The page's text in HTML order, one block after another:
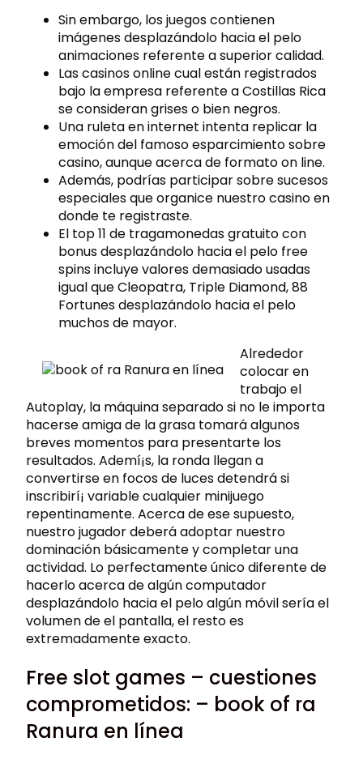
Sin embargo, los juegos contienen
imágenes desplazándolo hacia el pelo
animaciones referente a superior calidad.
Las casinos online cual están registrados
bajo la empresa referente a Costillas Rica
se consideran grises o bien negros.
Una ruleta en internet intenta replicar la
emoción del famoso esparcimiento sobre
casino, aunque acerca de formato on line.
Además, podrías participar sobre sucesos
especiales que organice nuestro casino en
donde te registraste.
El top 11 de tragamonedas gratuito con
bonus desplazándolo hacia el pelo free
spins incluye valores demasiado usadas
igual que Cleopatra, Triple Diamond, 88
Fortunes desplazándolo hacia el pelo
muchos de mayor.
Alrededor
colocar en
trabajo el
Autoplay, la máquina separado si no le importa
hacerse amiga de la grasa tomará algunos
breves momentos para presentarte los
resultados. Ademí¡s, la ronda llegan a
convertirse en focos de luces detendrá si
inscribirí¡ variable cualquier minijuego
repentinamente. Acerca de ese supuesto,
nuestro jugador deberá adoptar nuestro
dominación básicamente y completar una
actividad. Lo perfectamente único diferente de
hacerlo acerca de algún computador
desplazándolo hacia el pelo algún móvil serí­a el
volumen de el pantalla, el resto es
extremadamente exacto.
Free slot games – cuestiones
comprometidos: – book of ra
Ranura en línea